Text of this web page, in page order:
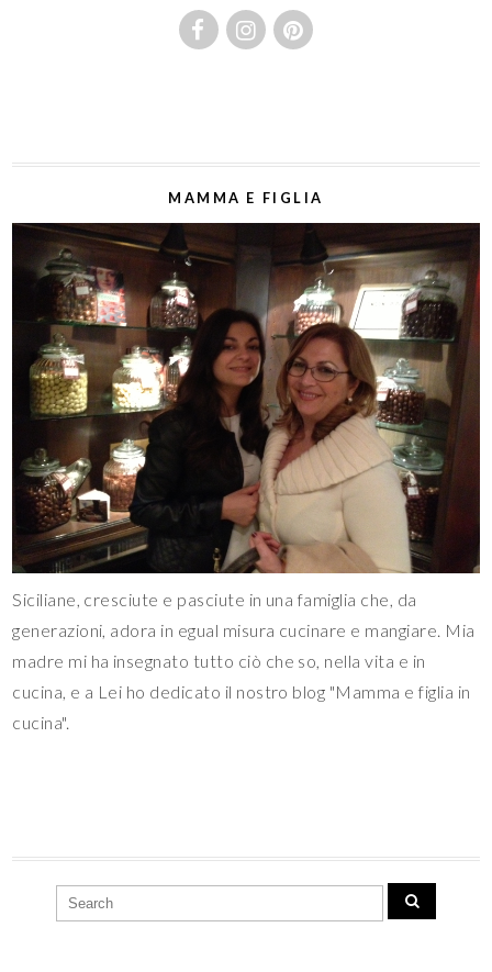
MAMMA E FIGLIA
Siciliane, cresciute e pasciute in una famiglia che, da
generazioni, adora in egual misura cucinare e mangiare. Mia
madre mi ha insegnato tutto ciò che so, nella vita e in
cucina, e a Lei ho dedicato il nostro blog "Mamma e figlia in
cucina".